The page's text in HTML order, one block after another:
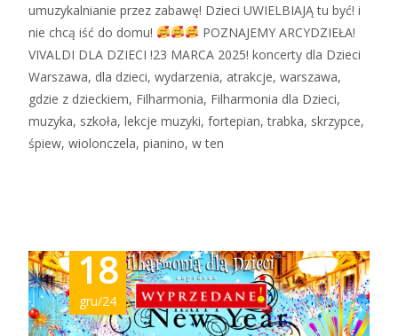
umuzykalnianie przez zabawę! Dzieci UWIELBIAJĄ tu być! i
nie chcą iść do domu!
POZNAJEMY ARCYDZIEŁA!
VIVALDI DLA DZIECI !23 MARCA 2025! koncerty dla Dzieci
Warszawa, dla dzieci, wydarzenia, atrakcje, warszawa,
gdzie z dzieckiem, Filharmonia, Filharmonia dla Dzieci,
muzyka, szkoła, lekcje muzyki, fortepian, trabka, skrzypce,
śpiew, wiolonczela, pianino, w ten
18
gru/24